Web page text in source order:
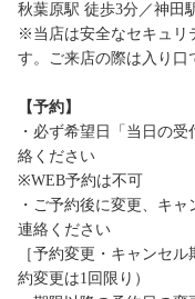
秋葉原駅 徒歩3分／神田
※当店は安全なセキュリ
す。ご来店の際は入り口
【予約】
・必ず希望日「当日の
絡ください
※WEB予約は不可
・ご予約後に変更、キ
連絡ください
［予約変更・キャンセ
約変更は1回限り）